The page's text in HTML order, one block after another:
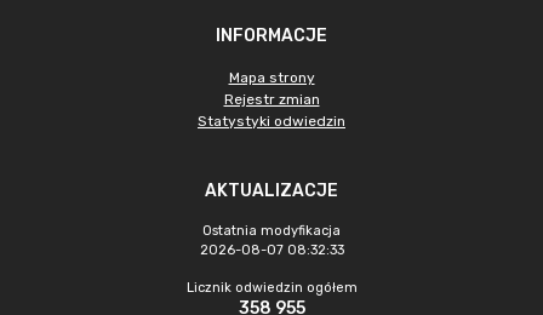
INFORMACJE
Mapa strony
Rejestr zmian
Statystyki odwiedzin
AKTUALIZACJE
Ostatnia modyfikacja
2026-08-07 08:32:33
Licznik odwiedzin ogółem
358 955